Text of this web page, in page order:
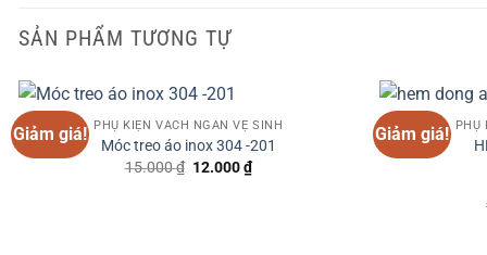
SẢN PHẨM TƯƠNG TỰ
Giảm giá!
+
PHỤ KIỆN VÁCH NGĂN VỆ SINH
Móc treo áo inox 304 -201
15.000₫ Giá
12.000₫Giá
hiện
Giảm giá! PHỤ